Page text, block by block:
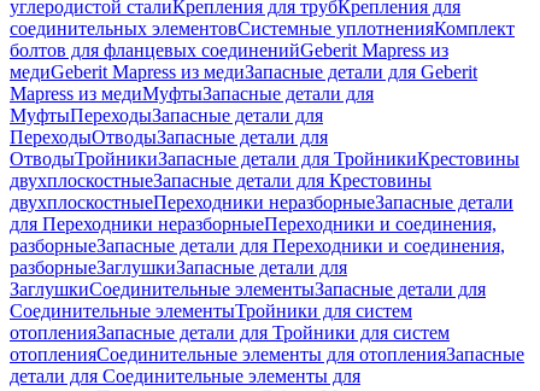
углеродистой сталиКрепления для трубКрепления для
соединительных элементовСистемные уплотненияКомплект
болтов для фланцевых соединенийGeberit Mapress из
медиGeberit Mapress из медиЗапасные детали для Geberit
Mapress из медиМуфтыЗапасные детали для
МуфтыПереходыЗапасные детали для
ПереходыОтводыЗапасные детали для
ОтводыТройникиЗапасные детали для ТройникиКрестовины
двухплоскостныеЗапасные детали для Крестовины
двухплоскостныеПереходники неразборныеЗапасные детали
для Переходники неразборныеПереходники и соединения,
разборныеЗапасные детали для Переходники и соединения,
разборныеЗаглушкиЗапасные детали для
ЗаглушкиСоединительные элементыЗапасные детали для
Соединительные элементыТройники для систем
отопленияЗапасные детали для Тройники для систем
отопленияСоединительные элементы для отопленияЗапасные
детали для Соединительные элементы для